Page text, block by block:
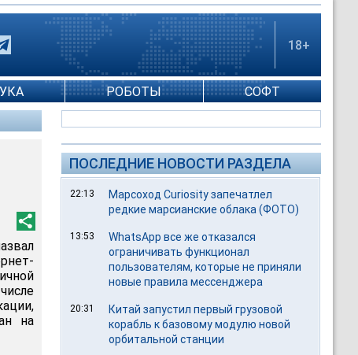
18+
РОБОТЫ СОФТ
на
ПОСЛЕДНИЕ НОВОСТИ РАЗДЕЛА
22:13
Марсоход Curiosity запечатлел
редкие марсианские облака (ФОТО)
13:53
WhatsApp все же отказался
ограничивать функционал
пользователям, которые не приняли
новые правила мессенджера
20:31
Китай запустил первый грузовой
корабль к базовому модулю новой
орбитальной станции